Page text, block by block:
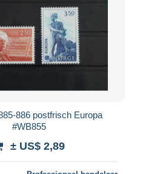
886 postfrisch Europa
#WB855
± US$ 2,89